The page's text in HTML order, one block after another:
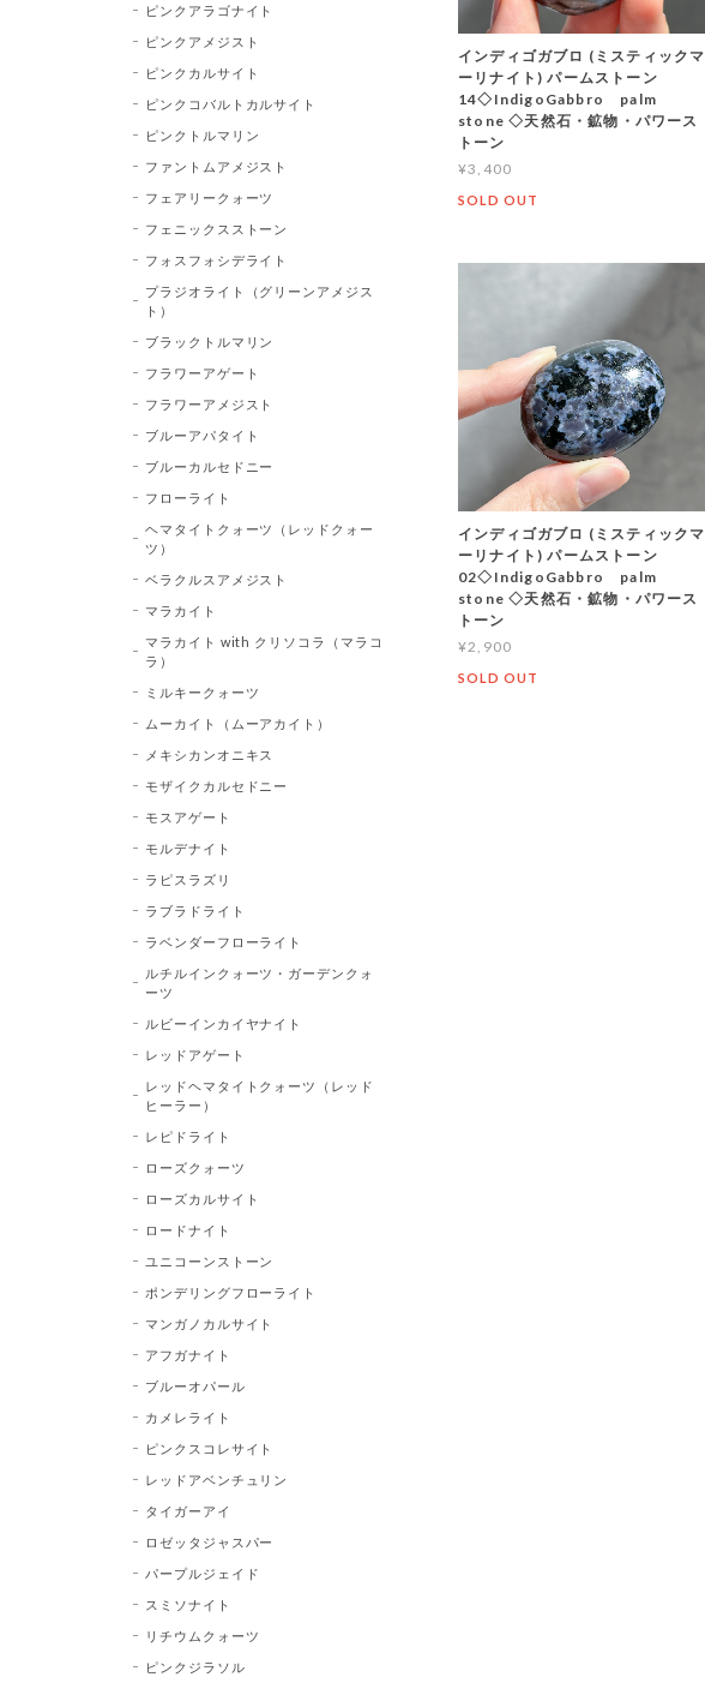
インディゴガブロ (ミスティックマ
ーリナイト) パームストーン
14◇IndigoGabbro palm
stone ◇天然石・鉱物・パワース
トーン
¥3,400
SOLD OUT
インディゴガブロ (ミスティックマ
ーリナイト) パームストーン
02◇IndigoGabbro palm
stone ◇天然石・鉱物・パワース
トーン
¥2,900
SOLD OUT
ピンクアラゴナイト
ピンクアメジスト
ピンクカルサイト
ピンクコバルトカルサイト
ピンクトルマリン
ファントムアメジスト
フェアリークォーツ
フェニックスストーン
フォスフォシデライト
プラジオライト（グリーンアメジス
ト）
ブラックトルマリン
フラワーアゲート
フラワーアメジスト
ブルーアパタイト
ブルーカルセドニー
フローライト
ヘマタイトクォーツ（レッドクォー
ツ）
ベラクルスアメジスト
マラカイト
マラカイト with クリソコラ（マラコ
ラ）
ミルキークォーツ
ムーカイト（ムーアカイト）
メキシカンオニキス
モザイクカルセドニー
モスアゲート
モルデナイト
ラピスラズリ
ラブラドライト
ラベンダーフローライト
ルチルインクォーツ・ガーデンクォ
ーツ
ルビーインカイヤナイト
レッドアゲート
レッドヘマタイトクォーツ（レッド
ヒーラー）
レピドライト
ローズクォーツ
ローズカルサイト
ロードナイト
ユニコーンストーン
ポンデリングフローライト
マンガノカルサイト
アフガナイト
ブルーオパール
カメレライト
ピンクスコレサイト
レッドアベンチュリン
タイガーアイ
ロゼッタジャスパー
パープルジェイド
スミソナイト
リチウムクォーツ
ピンクジラソル